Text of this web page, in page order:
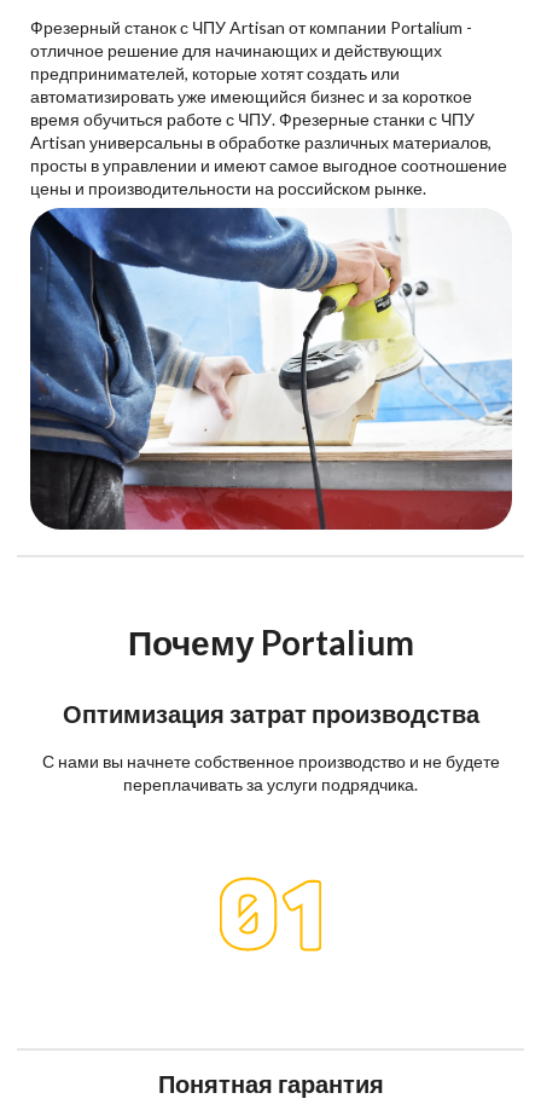
Фрезерный станок с ЧПУ Artisan от компании Portalium -
отличное решение для начинающих и действующих
предпринимателей, которые хотят создать или
автоматизировать уже имеющийся бизнес и за короткое
время обучиться работе с ЧПУ. Фрезерные станки с ЧПУ
Artisan универсальны в обработке различных материалов,
просты в управлении и имеют самое выгодное соотношение
цены и производительности на российском рынке.
Почему Portalium
Оптимизация затрат производства
С нами вы начнете собственное производство и не будете
переплачивать за услуги подрядчика.
Понятная гарантия